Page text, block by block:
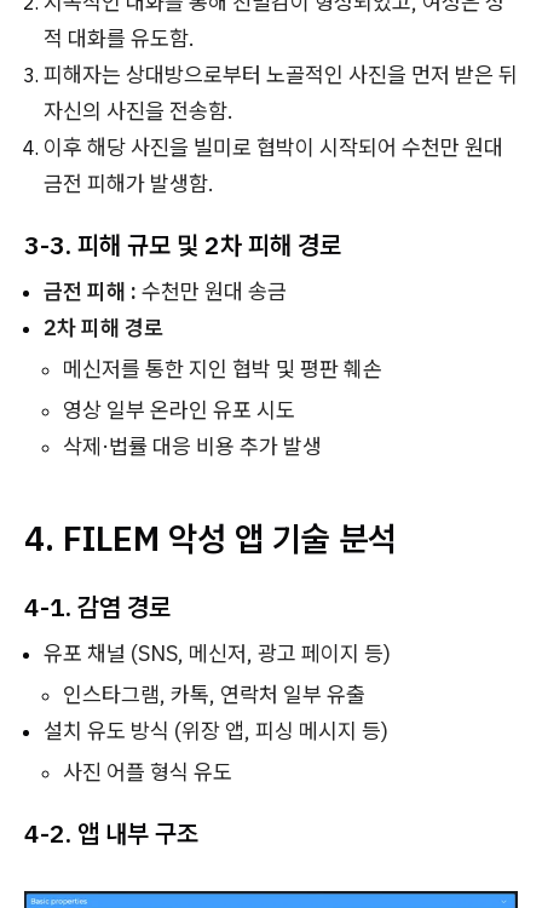
적 대화를 유도함.
피해자는 상대방으로부터 노골적인 사진을 먼저 받은 뒤
자신의 사진을 전송함.
이후 해당 사진을 빌미로 협박이 시작되어 수천만 원대
금전 피해가 발생함.
3-3. 피해 규모 및 2차 피해 경로
금전 피해 : 수천만 원대 송금
2차 피해 경로
메신저를 통한 지인 협박 및 평판 훼손
영상 일부 온라인 유포 시도
삭제·법률 대응 비용 추가 발생
4. FILEM 악성 앱 기술 분석
4-1. 감염 경로
유포 채널 (SNS, 메신저, 광고 페이지 등)
인스타그램, 카톡, 연락처 일부 유출
설치 유도 방식 (위장 앱, 피싱 메시지 등)
사진 어플 형식 유도
4-2. 앱 내부 구조